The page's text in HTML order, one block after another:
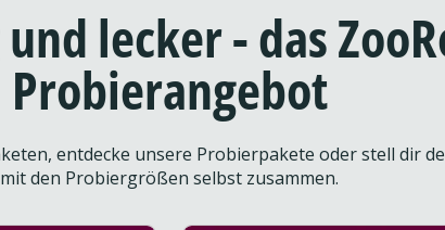
lecker - das
Probierangebot
entdecke unsere Probierpakete oder stell dir
mit den Probiergrößen selbst zusammen.